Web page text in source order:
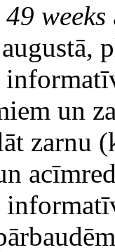
weeks
un
zarnu